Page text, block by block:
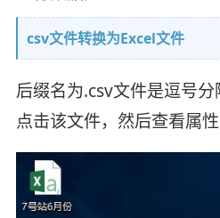
csv文件转换为Excel文件
后缀名为.csv文件是逗号
点击该文件，然后查看属